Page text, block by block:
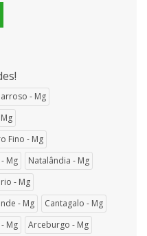
- Mg
Fino - Mg
Mg
Natalândia - Mg
- Mg
- Mg
Cantagalo - Mg
Mg
Arceburgo - Mg